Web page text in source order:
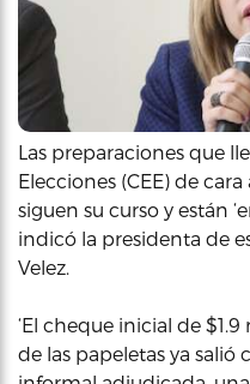
Las preparaciones que
Elecciones (CEE) de
siguen su curso y están
indicó la presidenta de
Velez.
‘El cheque inicial de
de las papeletas ya salió